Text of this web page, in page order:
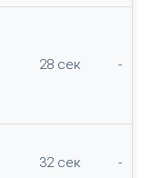
28 сек -
32 сек -